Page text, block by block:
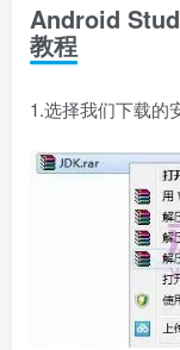
Android
教程
1.选择我们下载的